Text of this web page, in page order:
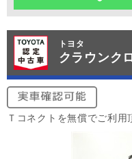
トヨタ
クラウンク
Ｔコネクトを無償でご利